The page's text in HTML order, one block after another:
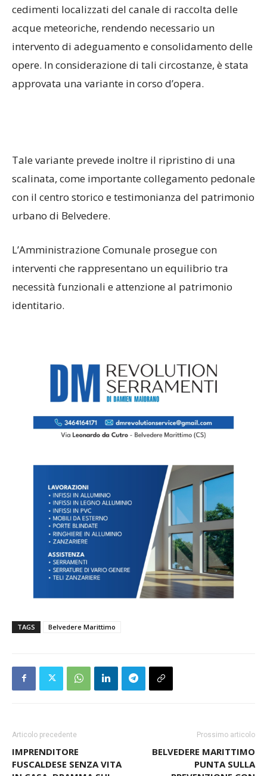
cedimenti localizzati del canale di raccolta delle
acque meteoriche, rendendo necessario un
intervento di adeguamento e consolidamento delle
opere. In considerazione di tali circostanze, è stata
approvata una variante in corso d’opera.
Tale variante prevede inoltre il ripristino di una
scalinata, come importante collegamento pedonale
con il centro storico e testimonianza del patrimonio
urbano di Belvedere.
L’Amministrazione Comunale prosegue con
interventi che rappresentano un equilibrio tra
necessità funzionali e attenzione al patrimonio
identitario.
TAGS Belvedere Marittimo
Articolo precedente
IMPRENDITORE
FUSCALDESE SENZA VITA
Prossimo articolo
BELVEDERE MARITTIMO
PUNTA SULLA